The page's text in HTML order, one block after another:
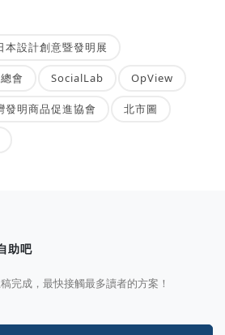
本設計創意暨發明展
會 SocialLab OpView
發明商品促進協會 北市圖
助吧
完成，最快接觸最多讀者的方案！